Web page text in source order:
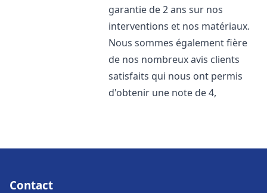
garantie de 2 ans sur nos
interventions et nos matériaux.
Nous sommes également fière
de nos nombreux avis clients
satisfaits qui nous ont permis
d'obtenir une note de 4,
Contact